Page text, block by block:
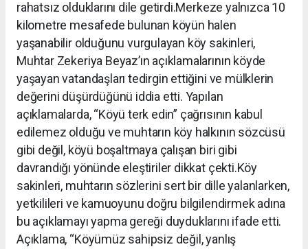
rahatsız olduklarını dile getirdi.Merkeze yalnızca 10
kilometre mesafede bulunan köyün halen
yaşanabilir olduğunu vurgulayan köy sakinleri,
Muhtar Zekeriya Beyaz’ın açıklamalarının köyde
yaşayan vatandaşları tedirgin ettiğini ve mülklerin
değerini düşürdüğünü iddia etti. Yapılan
açıklamalarda, “Köyü terk edin” çağrısının kabul
edilemez olduğu ve muhtarın köy halkının sözcüsü
gibi değil, köyü boşaltmaya çalışan biri gibi
davrandığı yönünde eleştiriler dikkat çekti.Köy
sakinleri, muhtarın sözlerini sert bir dille yalanlarken,
yetkilileri ve kamuoyunu doğru bilgilendirmek adına
bu açıklamayı yapma gereği duyduklarını ifade etti.
Açıklama, “Köyümüz sahipsiz değil, yanlış